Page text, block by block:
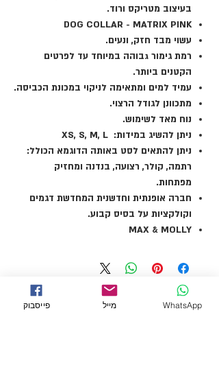
בעיצוב מטריקס ורוד.
DOG COLLAR - MATRIX PINK
עשוי מבד חזק, ונעים.
רמת גימור גבוהה במיוחד עד לפרטים
הקטנים ביותר.
עמיד למים ומתאימה לניקוי במכונת הכביסה.
מתכוונן לגודל הרצוי.
נוח מאד לשימוש.
ניתן להשיג במידות: XS, S, M, L
ניתן להתאים לסט באותה הדוגמא הכולל:
רתמה, קולר, רצועה, בנדנה ומחזיק
מפתחות.
חברה אופנתית וחדשנית המחדשת דגמים
וקולקציות על בסיס קבוע.
MAX & MOLLY
פייסבוק מייל WhatsApp